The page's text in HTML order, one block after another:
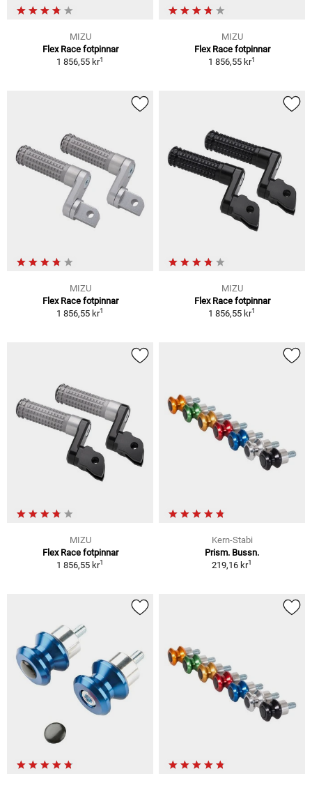
MIZU
Flex Race fotpinnar
1 856,55 kr1
MIZU
Flex Race fotpinnar
1 856,55 kr1
MIZU
Flex Race fotpinnar
1 856,55 kr1
MIZU
Flex Race fotpinnar
1 856,55 kr1
MIZU
Flex Race fotpinnar
1 856,55 kr1
Kern-Stabi
Prism. Bussn.
219,16 kr1